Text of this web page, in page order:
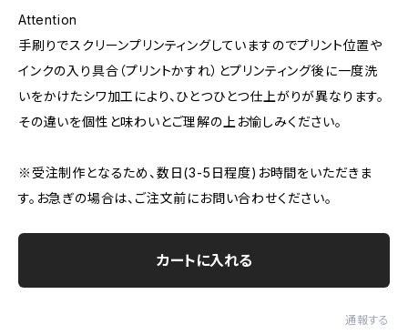
Attention
手刷りでスクリーンプリンティングしていますのでプリント位置や
インクの入り具合（プリントかすれ）とプリンティング後に一度洗
いをかけたシワ加工により、ひとつひとつ仕上がりが異なります。
その違いを個性と味わいとご理解の上お愉しみください。
※受注制作となるため、数日(3-5日程度)お時間をいただきま
す。お急ぎの場合は、ご注文前にお問い合わせください。
カートに入れる
通報する